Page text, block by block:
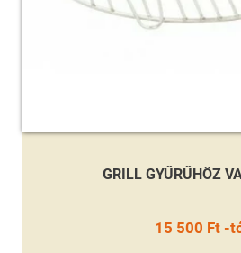
GRILL GYŰRŰHÖZ
15 500 Ft -